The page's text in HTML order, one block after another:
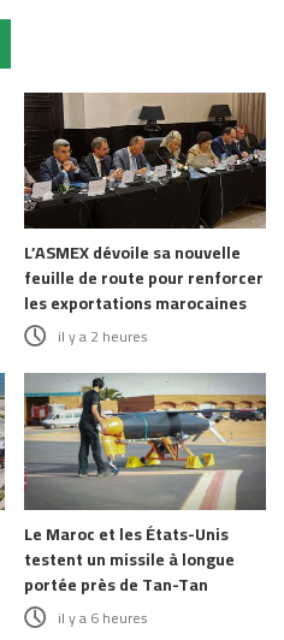
L’ASMEX dévoile sa nouvelle
feuille de route pour renforcer
les exportations marocaines
il y a 2 heures
Le Maroc et les États-Unis
testent un missile à longue
portée près de Tan-Tan
il y a 6 heures